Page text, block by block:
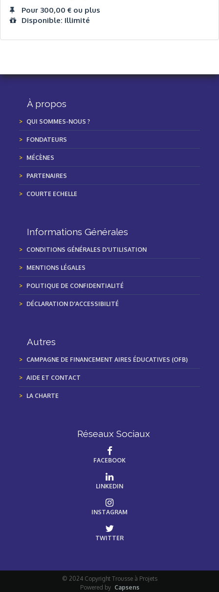
Pour 300,00 € ou plus
Disponible: Illimité
À propos
QUI SOMMES-NOUS ?
FONDATEURS
MÉCÈNES
PARTENAIRES
COURTE ECHELLE
Informations Générales
CONDITIONS GÉNÉRALES D'UTILISATION
MENTIONS LÉGALES
POLITIQUE DE CONFIDENTIALITÉ
DÉCLARATION D'ACCESSIBILITÉ
Autres
CAMPAGNE DE FINANCEMENT AIRES ÉDUCATIVES (OFB)
AIDE ET CONTACT
LA CHARTE
Réseaux Sociaux
FACEBOOK
LINKEDIN
INSTAGRAM
TWITTER
© 2024 Copyright Trousse à Projets
Powered by Capsens